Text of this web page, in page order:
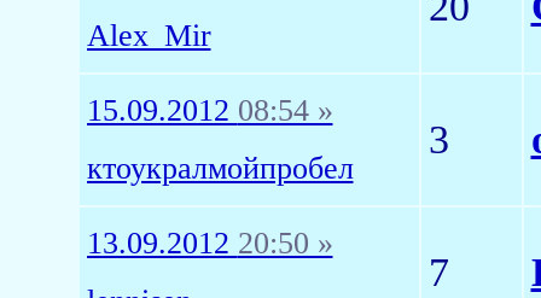
Alex_Mir
15.09.2012 08:54 »
ктоукралмойпробел
3
13.09.2012 20:50 »
7